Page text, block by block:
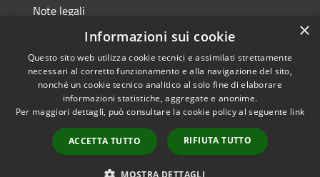
Note legali
Dichiarazione di accessibilità
RSS
Accessibilità
Copyright © 2026 • Comune di
byMunicipium
Accesso
redazione
×
Informazioni sui cookie
Questo sito web utilizza cookie tecnici e assimilati strettamente
necessari al corretto funzionamento e alla navigazione del sito,
nonché un cookie tecnico analitico al solo fine di elaborare
informazioni statistiche, aggregate e anonime.
Per maggiori dettagli, può consultare la cookie policy al seguente link
ACCETTA TUTTO RIFIUTA TUTTO
MOSTRA DETTAGLI